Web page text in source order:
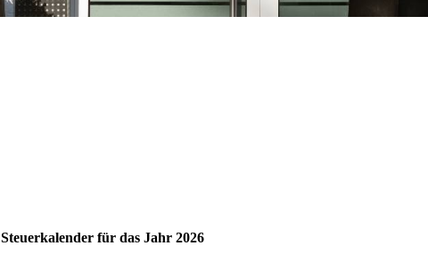
Steuerkalender für das Jahr 2026